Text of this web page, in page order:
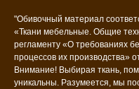
"Обивочный материал
«Ткани мебельные. Общие
регламенту «О требованиях
процессов их производства»
Внимание! Выбирая ткань,
уникальны. Разумеется, мы